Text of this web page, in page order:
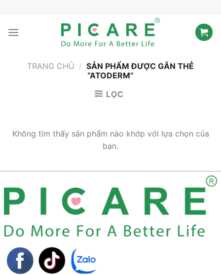
nội
TRANG CHỦ / SẢN PHẨM ĐƯỢC GẮN THẺ
“ATODERM”
LỌC
Không tìm thấy sản phẩm nào khớp với lựa chọn của
bạn.